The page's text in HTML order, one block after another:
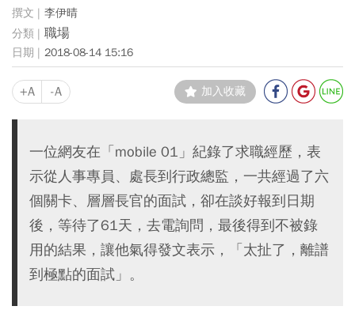
李伊晴
職場
2018-08-14 15:16
+A -A 加入收藏
一位網友在「mobile 01」紀錄了求職經歷，表
示從人事專員、處長到行政總監，一共經過了六
個關卡、層層長官的面試，卻在談好報到日期
後，等待了61天，去電詢問，最後得到不被錄
用的結果，讓他氣得發文表示，「太扯了，離譜
到極點的面試」。